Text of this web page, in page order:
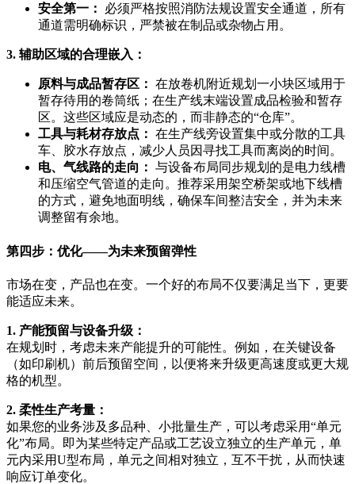
安全第一：
必须严格按照消防法规设置安全通道，所有
通道需明确标识，严禁被在制品或杂物占用。
3. 辅助区域的合理嵌入：
原料与成品暂存区： 在放卷机附近规划一小块区域用于
暂存待用的卷筒纸；在生产线末端设置成品检验和暂存
区。这些区域应是动态的，而非静态的“仓库”。
工具与耗材存放点： 在生产线旁设置集中或分散的工具
车、胶水存放点，减少人员因寻找工具而离岗的时间。
电、气线路的走向： 与设备布局同步规划的是电力线槽
和压缩空气管道的走向。推荐采用架空桥架或地下线槽
的方式，避免地面明线，确保车间整洁安全，并为未来
调整留有余地。
第四步：优化——为未来预留弹性
市场在变，产品也在变。一个好的布局不仅要满足当下，更要
能适应未来。
1. 产能预留与设备升级：
在规划时，考虑未来产能提升的可能性。例如，在关键设备
（如印刷机）前后预留空间，以便将来升级更高速度或更大规
格的机型。
2. 柔性生产考量：
如果您的业务涉及多品种、小批量生产，可以考虑采用“单元
化”布局。即为某些特定产品或工艺设立独立的生产单元，单
元内采用U型布局，单元之间相对独立，互不干扰，从而快速
响应订单变化。